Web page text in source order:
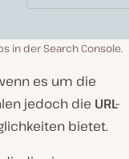
in der Search Console.
es um die
jedoch die URL-
bietet.